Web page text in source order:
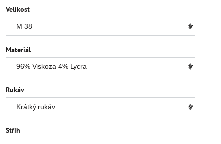
Velikost
Materiál
Rukáv
Střih